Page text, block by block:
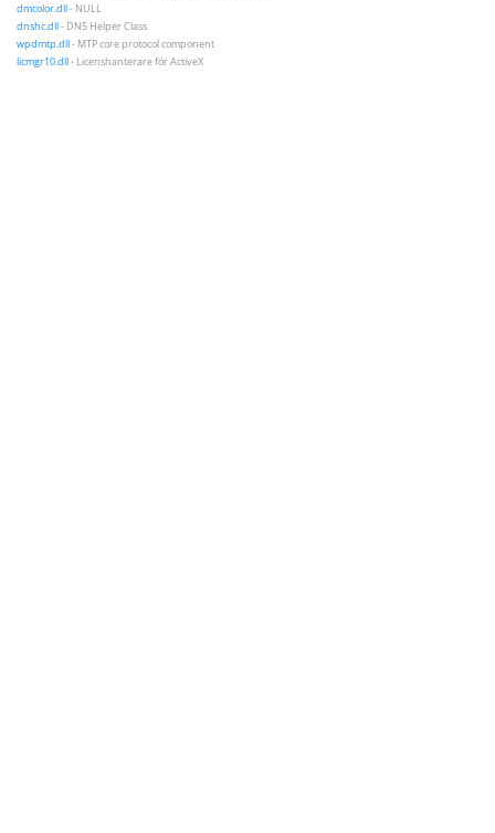
dmcolor.dll- NULL
dnshc.dll- DNS Helper Class
wpdmtp.dll- MTP core protocol component
licmgr10.dll- Licenshanterare för ActiveX